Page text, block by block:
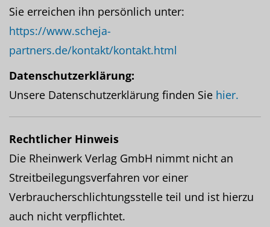
Sie erreichen ihn persönlich unter:
https://www.scheja-
partners.de/kontakt/kontakt.html
Datenschutzerklärung:
Unsere Datenschutzerklärung finden Sie hier.
Rechtlicher Hinweis
Die Rheinwerk Verlag GmbH nimmt nicht an
Streitbeilegungsverfahren vor einer
Verbraucherschlichtungsstelle teil und ist hierzu
auch nicht verpflichtet.